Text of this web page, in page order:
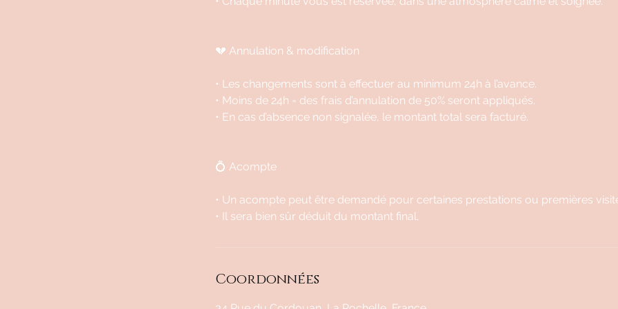
💔 Annulation & modification
• Les changements sont à effectuer au minimum 24h à l’avance.
• Moins de 24h = des frais d’annulation de 50% seront appliqués.
• En cas d’absence non signalée, le montant total sera facturé.
💍 Acompte
• Un acompte peut être demandé pour certaines prestations ou premières
• Il sera bien sûr déduit du montant final,
Coordonnées